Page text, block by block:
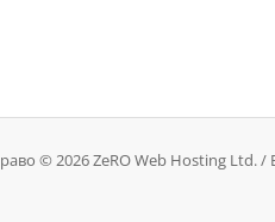
© 2026 ZeRO Web Hosting Ltd.